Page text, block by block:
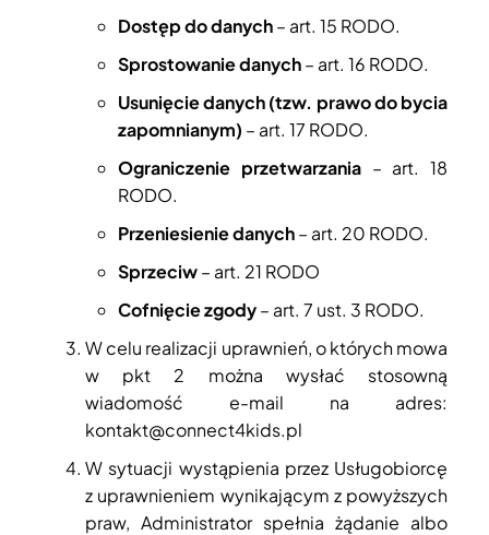
Dostęp do danych– art. 15 RODO.
Sprostowanie danych– art. 16 RODO.
Usunięcie danych (tzw. prawo do bycia
zapomnianym) – art. 17 RODO.
Ograniczenie przetwarzania– art. 18
RODO.
Przeniesienie danych– art. 20 RODO.
Sprzeciw– art. 21 RODO
Cofnięcie zgody– art. 7 ust. 3 RODO.
W celu realizacji uprawnień, o których mowa
w pkt 2 można wysłać stosowną
wiadomość e-mail na adres:
kontakt@connect4kids.pl
W sytuacji wystąpienia przez Usługobiorcę
z uprawnieniem wynikającym z powyższych
praw, Administrator spełnia żądanie albo